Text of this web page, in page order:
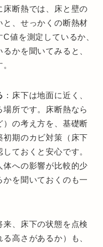
床断熱では、床と壁の
、せっかくの断熱材
値を測定しているか、
かを聞いてみると、
：床下は地面に近く、
所です。床断熱なら
）の考え方を、基礎断
期のカビ対策（床下
ておくと安心です。
への影響が比較的少
を聞いておくのも一
来、床下の状態を点検
高さがあるか）も、